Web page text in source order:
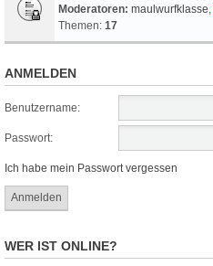
Moderatoren: maulwurfklasse,
Themen: 17
ANMELDEN
Benutzername:
Passwort:
Ich habe mein Passwort vergessen
WER IST ONLINE?